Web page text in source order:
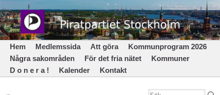
Hem Medlemssida Att göra
Kommunprogram 2026
Några sakområden
För det fria nätet
Kommuner
D o n e r a !
Kalender Kontakt